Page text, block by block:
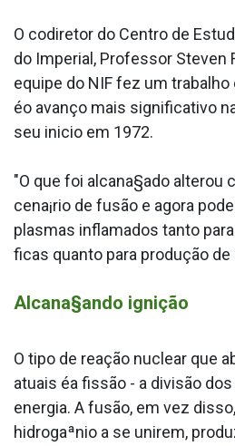
O codiretor do Centro de
do Imperial, Professor Steven
equipe do NIF fez um trabalho
éo avanço mais significativo
seu ini­cio em 1972.
"O que foi alcana§ado alterou
cena¡rio de fusão e agora
plasmas inflamados tanto
ficas quanto para produção de
Alcana§ando ignição
O tipo de reação nuclear que
atuais éa fissão - a divisão
energia. A fusão, em vez
hidrogaªnio a se unirem,